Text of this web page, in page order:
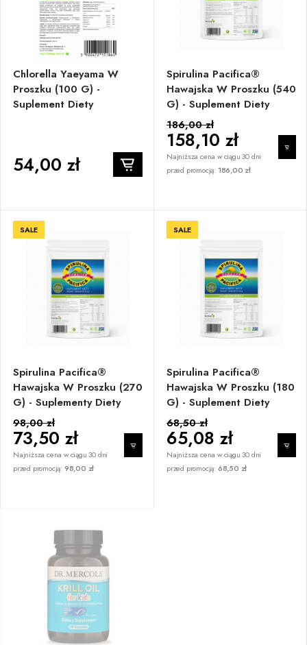
Chlorella Yaeyama W
Proszku (100 G) -
Suplement Diety
54,00 zł
Spirulina Pacifica®
Hawajska W Proszku (540
G) - Suplement Diety
186,00 zł
158,10 zł
Najniższa cena w ciągu 30 dni
przed promocją: 186,00 zł
SALE
Spirulina Pacifica®
Hawajska W Proszku (270
G) - Suplementy Diety
98,00 zł
73,50 zł
Najniższa cena w ciągu 30 dni
przed promocją: 98,00 zł
SALE
Spirulina Pacifica®
Hawajska W Proszku (180
G) - Suplement Diety
68,50 zł
65,08 zł
Najniższa cena w ciągu 30 dni
przed promocją: 68,50 zł